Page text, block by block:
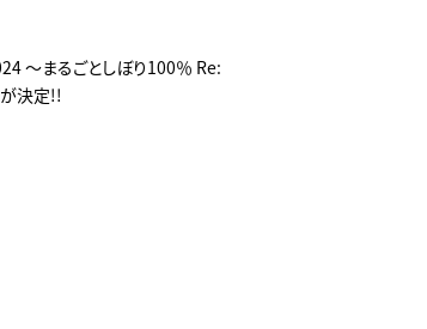
～まるごとしぼり100％ Re:
決定!!